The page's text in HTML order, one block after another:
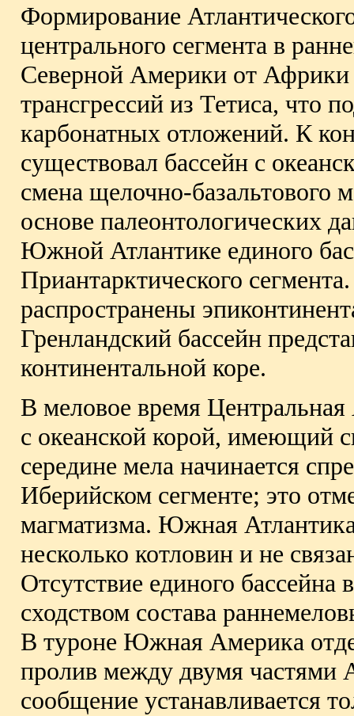
Формирование
центрального сегмента в
Северной Америки от
трансгрессий из Тетиса, что
карбонатных отложений. К
существовал бассейн с
смена щелочно-базальтового
основе палеонтологических
Южной Атлантике единого
Приантарктического
распространены
Гренландский бассейн
континентальной коре.
В меловое время
с океанской корой, имеющий
середине мела начинается
Иберийском сегменте; это
магматизма. Южная
несколько котловин и не
Отсутствие единого
сходством состава
В туроне Южная Америка
пролив между двумя частями
сообщение устанавливается